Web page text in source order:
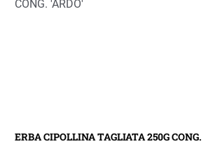
ERBA CIPOLLINA TAGLIATA 250G CONG.